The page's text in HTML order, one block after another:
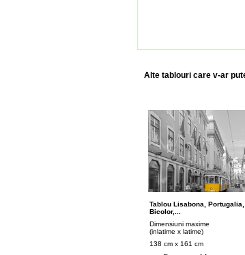
Alte tablouri care v-ar
Tablou Lisabona, Portugalia,
Bicolor,...
Dimensiuni maxime
(inlatime x latime)
138 cm x 161 cm